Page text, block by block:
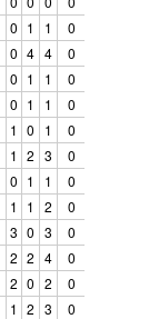
0 1 1
0
0 4 4
0
0 1 1
0
0 1 1
0
1 0 1
0
1 2 3
0
0 1 1
0
1 1 2
0
3 0 3
0
2 2 4
0
2 0 2
0
1 2 3
0